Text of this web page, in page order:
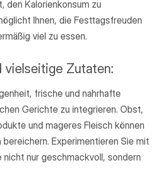
den Kalorienkonsum zu
Ihnen, die Festtagsfreuden
viel zu essen.
vielseitige Zutaten:
frische und nahrhafte
Gerichte zu integrieren. Obst,
und mageres Fleisch können
Experimentieren Sie mit
nicht nur geschmackvoll, sondern